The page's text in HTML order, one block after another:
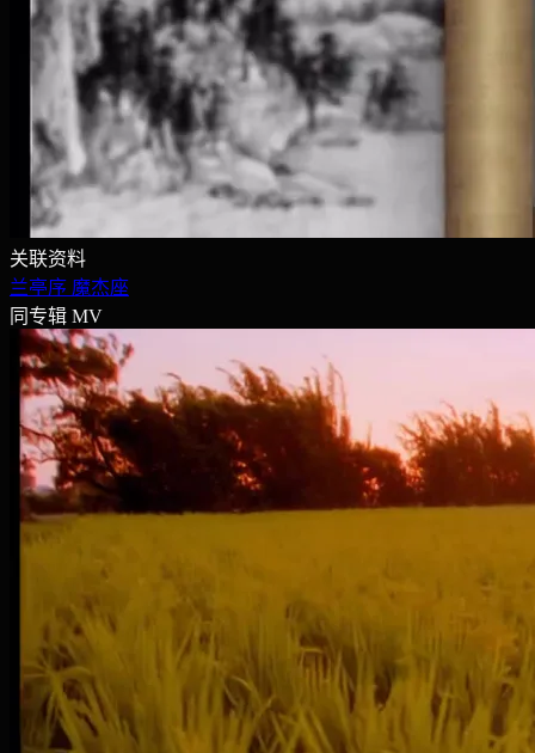
关联资料
兰亭序 魔杰座
同专辑 MV